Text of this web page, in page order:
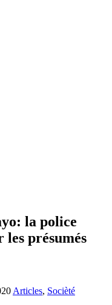
la police
présumés
Articles, Socièté